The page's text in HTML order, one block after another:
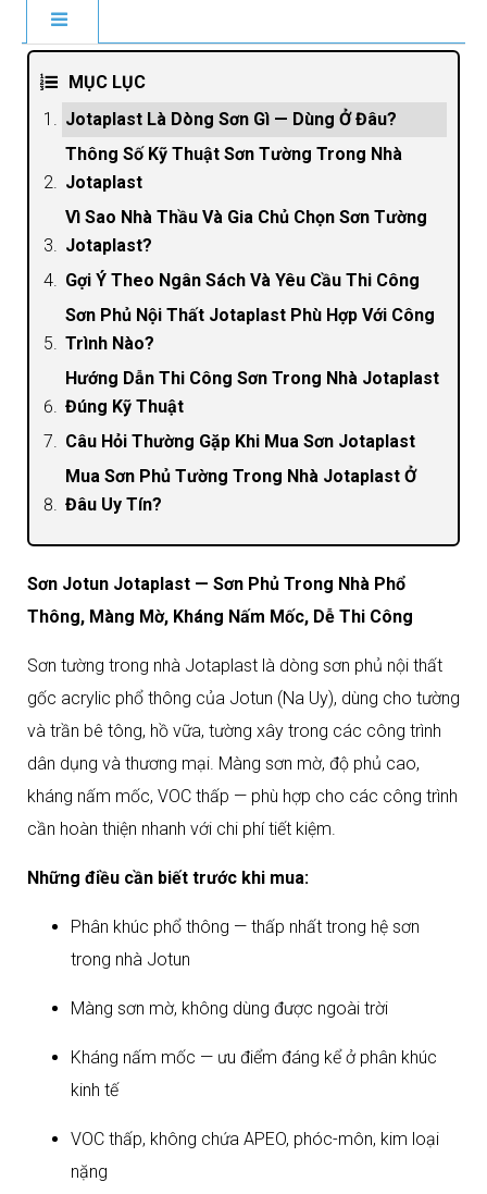
MỤC LỤC
Jotaplast Là Dòng Sơn Gì — Dùng Ở Đâu?
Thông Số Kỹ Thuật Sơn Tường Trong Nhà
Jotaplast
Vì Sao Nhà Thầu Và Gia Chủ Chọn Sơn Tường
Jotaplast?
Gợi Ý Theo Ngân Sách Và Yêu Cầu Thi Công
Sơn Phủ Nội Thất Jotaplast Phù Hợp Với Công
Trình Nào?
Hướng Dẫn Thi Công Sơn Trong Nhà Jotaplast
Đúng Kỹ Thuật
Câu Hỏi Thường Gặp Khi Mua Sơn Jotaplast
Mua Sơn Phủ Tường Trong Nhà Jotaplast Ở
Đâu Uy Tín?
Sơn Jotun Jotaplast — Sơn Phủ Trong Nhà Phổ
Thông, Màng Mờ, Kháng Nấm Mốc, Dễ Thi Công
Sơn tường trong nhà Jotaplast là dòng sơn phủ nội thất
gốc acrylic phổ thông của Jotun (Na Uy), dùng cho tường
và trần bê tông, hồ vữa, tường xây trong các công trình
dân dụng và thương mại. Màng sơn mờ, độ phủ cao,
kháng nấm mốc, VOC thấp — phù hợp cho các công trình
cần hoàn thiện nhanh với chi phí tiết kiệm.
Những điều cần biết trước khi mua:
Phân khúc phổ thông — thấp nhất trong hệ sơn
trong nhà Jotun
Màng sơn mờ, không dùng được ngoài trời
Kháng nấm mốc — ưu điểm đáng kể ở phân khúc
kinh tế
VOC thấp, không chứa APEO, phóc-môn, kim loại
nặng